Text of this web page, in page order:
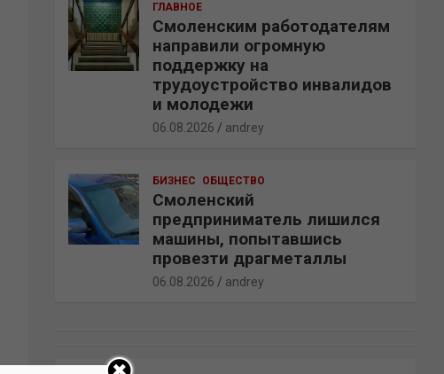
ГЛАВНОЕ
Смоленским работодателям
направили огромную
поддержку на
трудоустройство инвалидов
и молодежи
06.08.2026 andrey
БИЗНЕС ОБЩЕСТВО
Смоленский
предприниматель лишился
машины, попытавшись
провезти драгметаллы
06.08.2026 andrey